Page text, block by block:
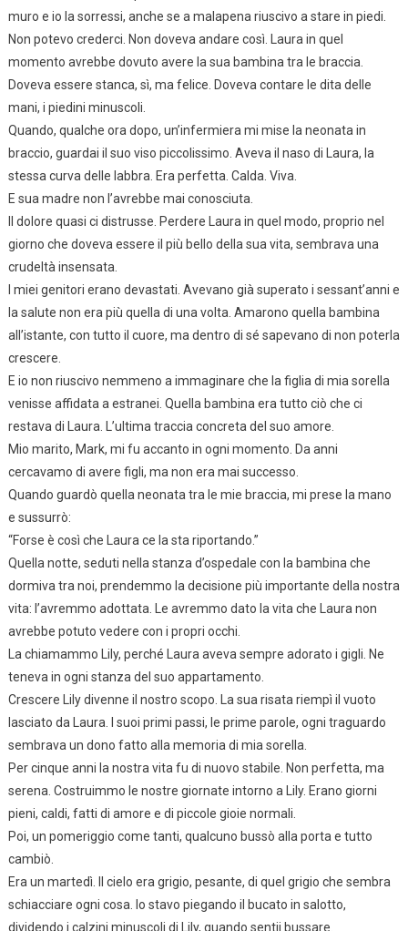
muro e io la sorressi, anche se a malapena riuscivo a stare in piedi.
Non potevo crederci. Non doveva andare così. Laura in quel
momento avrebbe dovuto avere la sua bambina tra le braccia.
Doveva essere stanca, sì, ma felice. Doveva contare le dita delle
mani, i piedini minuscoli.
Quando, qualche ora dopo, un’infermiera mi mise la neonata in
braccio, guardai il suo viso piccolissimo. Aveva il naso di Laura, la
stessa curva delle labbra. Era perfetta. Calda. Viva.
E sua madre non l’avrebbe mai conosciuta.
Il dolore quasi ci distrusse. Perdere Laura in quel modo, proprio nel
giorno che doveva essere il più bello della sua vita, sembrava una
crudeltà insensata.
I miei genitori erano devastati. Avevano già superato i sessant’anni e
la salute non era più quella di una volta. Amarono quella bambina
all’istante, con tutto il cuore, ma dentro di sé sapevano di non poterla
crescere.
E io non riuscivo nemmeno a immaginare che la figlia di mia sorella
venisse affidata a estranei. Quella bambina era tutto ciò che ci
restava di Laura. L’ultima traccia concreta del suo amore.
Mio marito, Mark, mi fu accanto in ogni momento. Da anni
cercavamo di avere figli, ma non era mai successo.
Quando guardò quella neonata tra le mie braccia, mi prese la mano
e sussurrò:
“Forse è così che Laura ce la sta riportando.”
Quella notte, seduti nella stanza d’ospedale con la bambina che
dormiva tra noi, prendemmo la decisione più importante della nostra
vita: l’avremmo adottata. Le avremmo dato la vita che Laura non
avrebbe potuto vedere con i propri occhi.
La chiamammo Lily, perché Laura aveva sempre adorato i gigli. Ne
teneva in ogni stanza del suo appartamento.
Crescere Lily divenne il nostro scopo. La sua risata riempì il vuoto
lasciato da Laura. I suoi primi passi, le prime parole, ogni traguardo
sembrava un dono fatto alla memoria di mia sorella.
Per cinque anni la nostra vita fu di nuovo stabile. Non perfetta, ma
serena. Costruimmo le nostre giornate intorno a Lily. Erano giorni
pieni, caldi, fatti di amore e di piccole gioie normali.
Poi, un pomeriggio come tanti, qualcuno bussò alla porta e tutto
cambiò.
Era un martedì. Il cielo era grigio, pesante, di quel grigio che sembra
schiacciare ogni cosa. Io stavo piegando il bucato in salotto,
dividendo i calzini minuscoli di Lily, quando sentii bussare.